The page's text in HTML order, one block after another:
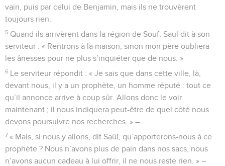
vain, puis par celui de Benjamin, mais ils ne trouvèrent
toujours rien.
5 Quand ils arrivèrent dans la région de Souf, Saül dit à son
serviteur : « Rentrons à la maison, sinon mon père oubliera
les ânesses pour ne plus s’inquiéter que de nous. »
6 Le serviteur répondit : « Je sais que dans cette ville, là,
devant nous, il y a un prophète, un homme réputé : tout ce
qu’il annonce arrive à coup sûr. Allons donc le voir
maintenant ; il nous indiquera peut-être de quel côté nous
devons poursuivre nos recherches. » –
7 « Mais, si nous y allons, dit Saül, qu’apporterons-nous à ce
prophète ? Nous n’avons plus de pain dans nos sacs, nous
n’avons aucun cadeau à lui offrir, il ne nous reste rien. » –